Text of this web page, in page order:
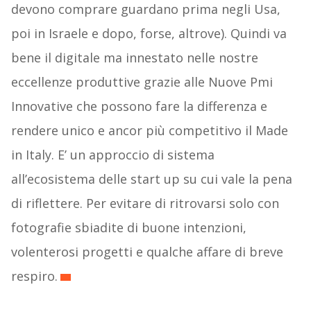
devono comprare guardano prima negli Usa,
poi in Israele e dopo, forse, altrove). Quindi va
bene il digitale ma innestato nelle nostre
eccellenze produttive grazie alle Nuove Pmi
Innovative che possono fare la differenza e
rendere unico e ancor più competitivo il Made
in Italy. E’ un approccio di sistema
all’ecosistema delle start up su cui vale la pena
di riflettere. Per evitare di ritrovarsi solo con
fotografie sbiadite di buone intenzioni,
volenterosi progetti e qualche affare di breve
respiro.